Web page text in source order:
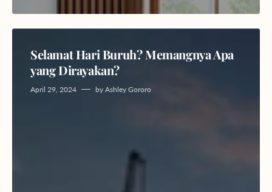
Selamat Hari Buruh? Memangnya Apa
yang Dirayakan?
April 29, 2024 by Ashley Gororo